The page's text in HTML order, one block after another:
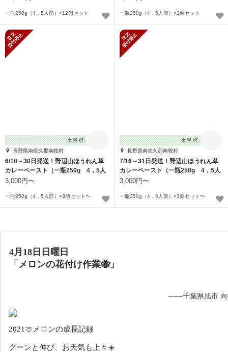
一瓶250g（4，5人前）×12個セット 一瓶250g（4，5人前）×3個セット
土屋 梓
長野県南佐久郡南牧村
6/10～30日発送！野辺山ほうれん草
カレーペースト（一瓶250g 4，5人
前）
3,000円〜
一瓶250g（4，5人前）×3個セット〜
土屋 梓
長野県南佐久郡南牧村
7/16～31日発送！野辺山ほうれん草
カレーペースト（一瓶250g 4，5人
前）
3,000円〜
一瓶250g（4，5人前）×3個セット〜
4月18日日曜日
「メロンの花付け作業🐝」
——千葉県旭市 向
2021🍈メロンの成長記録
グーンと伸び、お天気も上々☀️